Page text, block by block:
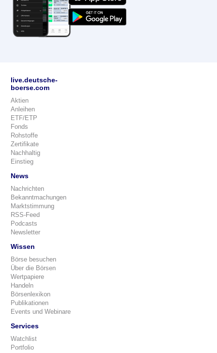
live.deutsche-
boerse.com
Aktien
Anleihen
ETF/ETP
Fonds
Rohstoffe
Zertifikate
Nachhaltig
Einstieg
News
Nachrichten
Bekanntmachungen
Marktstimmung
RSS-Feed
Podcasts
Newsletter
Wissen
Börse besuchen
Über die Börsen
Wertpapiere
Handeln
Börsenlexikon
Publikationen
Events und Webinare
Services
Watchlist
Portfolio